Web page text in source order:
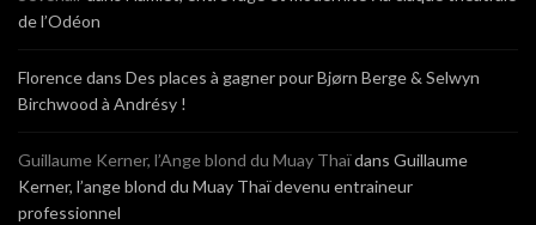
de l’Odéon
Florencedans Des places à gagner pour Bjørn Berge & Selwyn
Birchwood à Andrésy !
Guillaume Kerner, l’Ange blond du Muay Thaïdans Guillaume
Kerner, l’ange blond du Muay Thaï devenu entraineur
professionnel